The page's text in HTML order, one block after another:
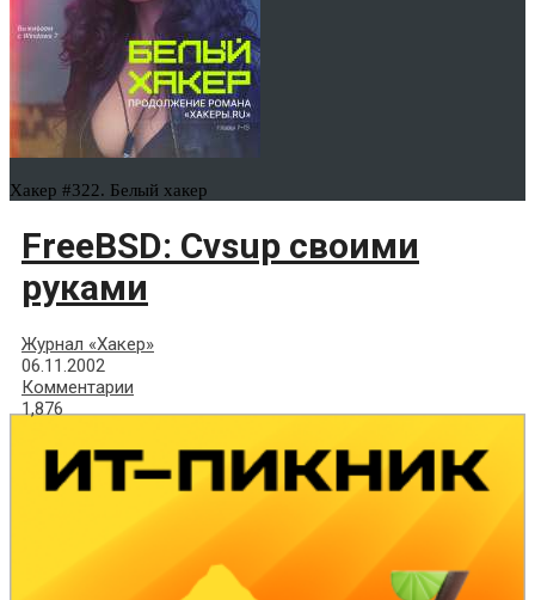
Хакер #322. Белый хакер
FreeBSD: Cvsup своими
руками
Журнал «Хакер»
06.11.2002
Комментарии
1,876